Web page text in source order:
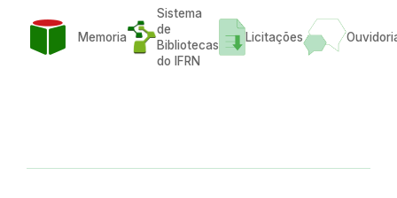
Memoria
Sistema
de
Bibliotecas
do IFRN
Licitações